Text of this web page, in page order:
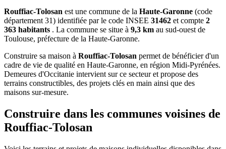
Rouffiac-Tolosan est une commune de la Haute-Garonne (code
département 31) identifiée par le code INSEE 31462 et compte 2
363 habitants . La commune se situe à 9,3 km au sud-ouest de
Toulouse, préfecture de la Haute-Garonne.
Construire sa maison à Rouffiac-Tolosan permet de bénéficier d'un
cadre de vie de qualité en Haute-Garonne, en région Midi-Pyrénées.
Demeures d'Occitanie intervient sur ce secteur et propose des
terrains constructibles, des projets clés en main ainsi que des
maisons sur-mesure.
Construire dans les communes voisines de
Rouffiac-Tolosan